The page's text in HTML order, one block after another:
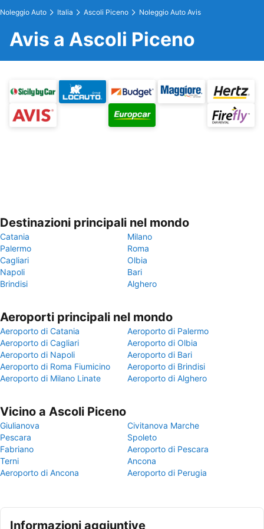
Noleggio Auto Italia Ascoli Piceno Noleggio Auto Avis
Avis a Ascoli Piceno
Destinazioni principali nel mondo
Catania
Milano
Palermo
Roma
Cagliari
Olbia
Napoli
Bari
Brindisi
Alghero
Aeroporti principali nel mondo
Aeroporto di Catania
Aeroporto di Palermo
Aeroporto di Cagliari
Aeroporto di Olbia
Aeroporto di Napoli
Aeroporto di Bari
Aeroporto di Roma Fiumicino
Aeroporto di Brindisi
Aeroporto di Milano Linate
Aeroporto di Alghero
Vicino a Ascoli Piceno
Giulianova
Civitanova Marche
Pescara
Spoleto
Fabriano
Aeroporto di Pescara
Terni
Ancona
Aeroporto di Ancona
Aeroporto di Perugia
Informazioni aggiuntive